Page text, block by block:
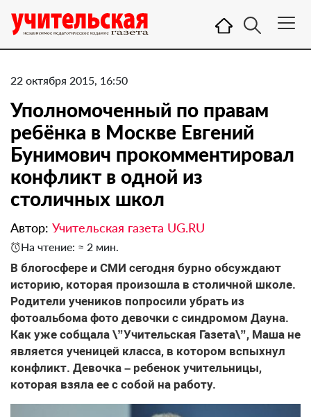
22 октября 2015, 16:50
Уполномоченный по правам
ребёнка в Москве Евгений
Бунимович прокомментировал
конфликт в одной из
столичных школ
Автор: Учительская газета UG.RU
На чтение: ≈ 2 мин.
В блогосфере и СМИ сегодня бурно обсуждают
историю, которая произошла в столичной школе.
Родители учеников попросили убрать из
фотоальбома фото девочки с синдромом Дауна.
Как уже собщала \”Учительская Газета\”, Маша не
является ученицей класса, в котором вспыхнул
конфликт. Девочка – ребенок учительницы,
которая взяла ее с собой на работу.